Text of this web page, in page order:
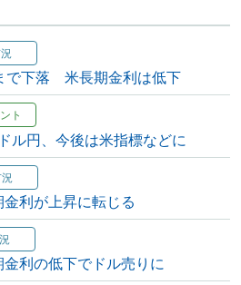
で下落 米長期金利は低下
ル円、今後は米指標などに
利が上昇に転じる
利の低下でドル売りに